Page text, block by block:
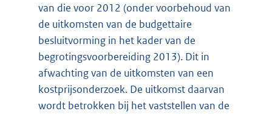
van die voor 2012 (onder voorbehoud van
de uitkomsten van de budgettaire
besluitvorming in het kader van de
begrotingsvoorbereiding 2013). Dit in
afwachting van de uitkomsten van een
kostprijsonderzoek. De uitkomst daarvan
wordt betrokken bij het vaststellen van de